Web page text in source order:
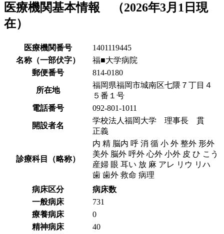
医療機関基本情報 （2026年3月1日現
在）
医療機関番号
1401119445
名称（一部伏字）
福■大学病院
郵便番号
814-0180
所在地
福岡県福岡市城南区七隈７丁目４
５番１号
電話番号
092-801-1011
開設者名
学校法人福岡大学 理事長 貫
正義
診療科目（略称）
内 精 脳内 呼 消 循 小 外 整外 形外
美外 脳外 呼外 心外 小外 皮 ひ こう
産婦 眼 耳い 放 麻 アレ リウ リハ
歯 歯外 救命 病理
病床区分
病床数
一般病床
731
療養病床
0
精神病床
40